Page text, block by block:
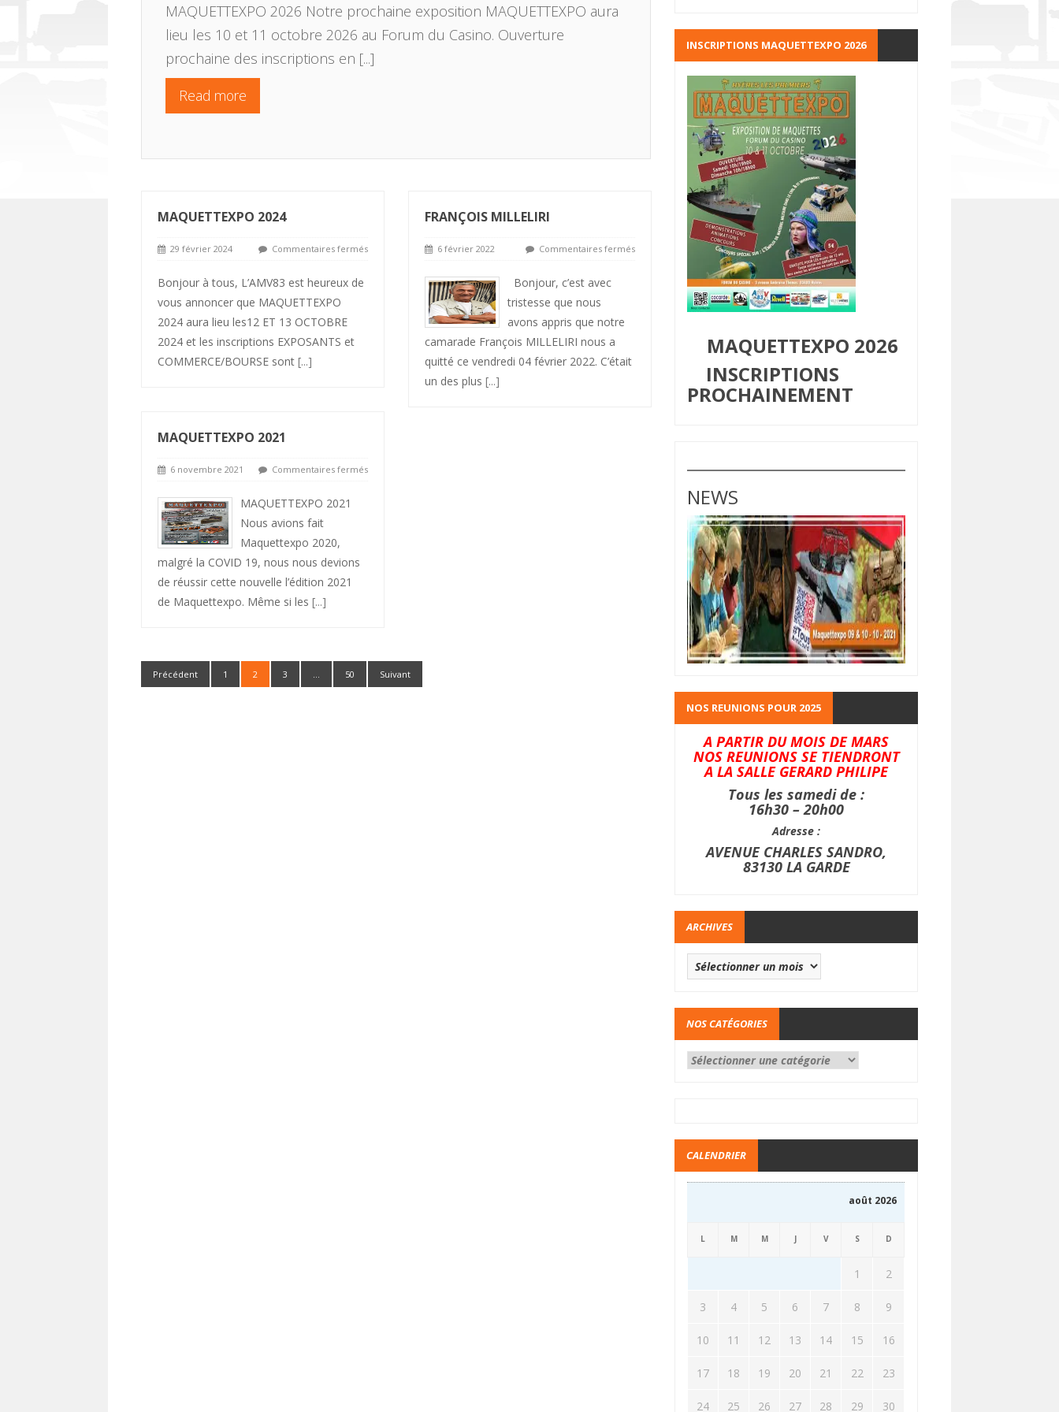
MAQUETTEXPO 2026 Notre prochaine exposition MAQUETTEXPO aura
lieu les 10 et 11 octobre 2026 au Forum du Casino. Ouverture
prochaine des inscriptions en [...]
Read more
MAQUETTEXPO 2024
29 février 2024 Commentaires fermés
Bonjour à tous, L’AMV83 est heureux de
vous annoncer que MAQUETTEXPO
2024 aura lieu les12 ET 13 OCTOBRE
2024 et les inscriptions EXPOSANTS et
COMMERCE/BOURSE sont [...]
FRANÇOIS MILLELIRI
6 février 2022 Commentaires fermés
Bonjour, c’est avec
tristesse que nous
avons appris que notre
camarade François MILLELIRI nous a
quitté ce vendredi 04 février 2022. C’était
un des plus [...]
MAQUETTEXPO 2021
6 novembre 2021 Commentaires fermés
MAQUETTEXPO 2021
Nous avions fait
Maquettexpo 2020,
malgré la COVID 19, nous nous devions
de réussir cette nouvelle l’édition 2021
de Maquettexpo. Même si les [...]
Précédent 1 2 3 … 50 Suivant
INSCRIPTIONS MAQUETTEXPO 2026
MAQUETTEXPO 2026
INSCRIPTIONS
PROCHAINEMENT
NEWS
NOS REUNIONS POUR 2025
A PARTIR DU MOIS DE MARS
NOS REUNIONS SE TIENDRONT
A LA SALLE GERARD PHILIPE
Tous les samedi de :
16h30 – 20h00
Adresse :
AVENUE CHARLES SANDRO,
83130 LA GARDE
ARCHIVES
NOS CATÉGORIES
CALENDRIER
août 2026
L M M J V S D
1 2
3 4 5 6 7 8 9
10 11 12 13 14 15 16
17 18 19 20 21 22 23
24 25 26 27 28 29 30